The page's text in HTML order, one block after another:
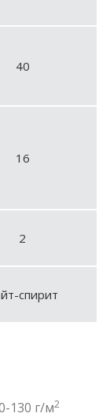
40
16
2
спирит
130 г/м2